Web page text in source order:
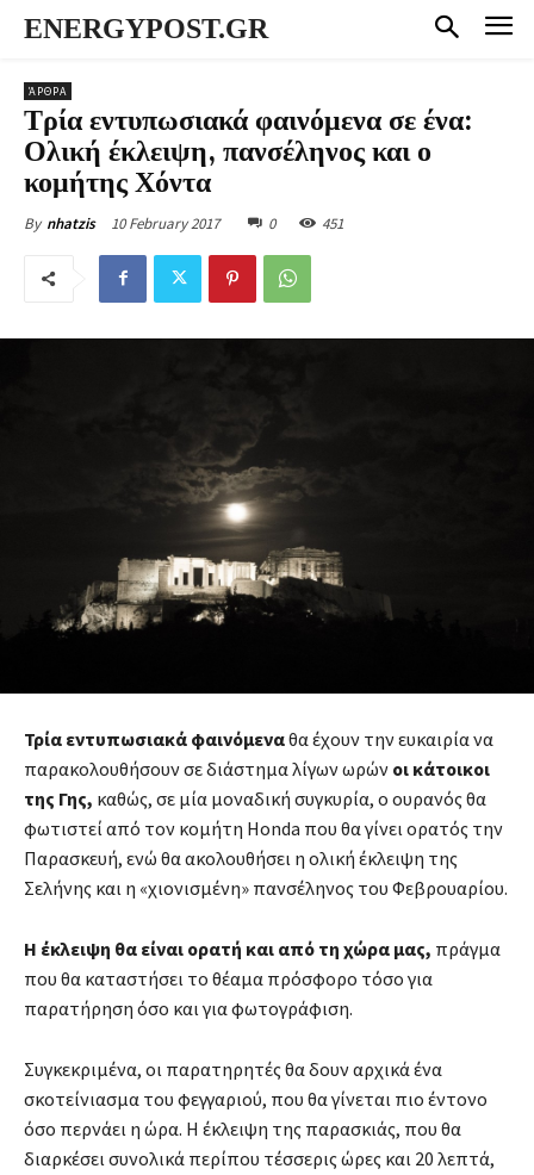
ENERGYPOST.GR
ΆΡΘΡΑ
Τρία εντυπωσιακά φαινόμενα σε ένα:
Ολική έκλειψη, πανσέληνος και ο
κομήτης Χόντα
By nhatzis 10 February 2017 0 451
Τρία εντυπωσιακά φαινόμεναθα έχουν την ευκαιρία να
παρακολουθήσουν σε διάστημα λίγων ωρών οι κάτοικοι
της Γης, καθώς, σε μία μοναδική συγκυρία, ο ουρανός θα
φωτιστεί από τον κομήτη Honda που θα γίνει ορατός την
Παρασκευή, ενώ θα ακολουθήσει η ολική έκλειψη της
Σελήνης και η «χιονισμένη» πανσέληνος του Φεβρουαρίου.
Η έκλειψη θα είναι ορατή και από τη χώρα μας, πράγμα
που θα καταστήσει το θέαμα πρόσφορο τόσο για
παρατήρηση όσο και για φωτογράφιση.
Συγκεκριμένα, οι παρατηρητές θα δουν αρχικά ένα
σκοτείνιασμα του φεγγαριού, που θα γίνεται πιο έντονο
όσο περνάει η ώρα. Η έκλειψη της παρασκιάς, που θα
διαρκέσει συνολικά περίπου τέσσερις ώρες και 20 λεπτά,